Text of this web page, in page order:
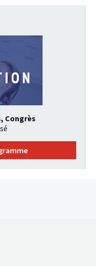
Congrès